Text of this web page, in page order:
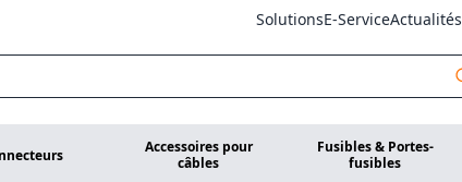
SolutionsE-ServiceActualités
Accessoires pour
câbles
Fusibles & Portes-
fusibles